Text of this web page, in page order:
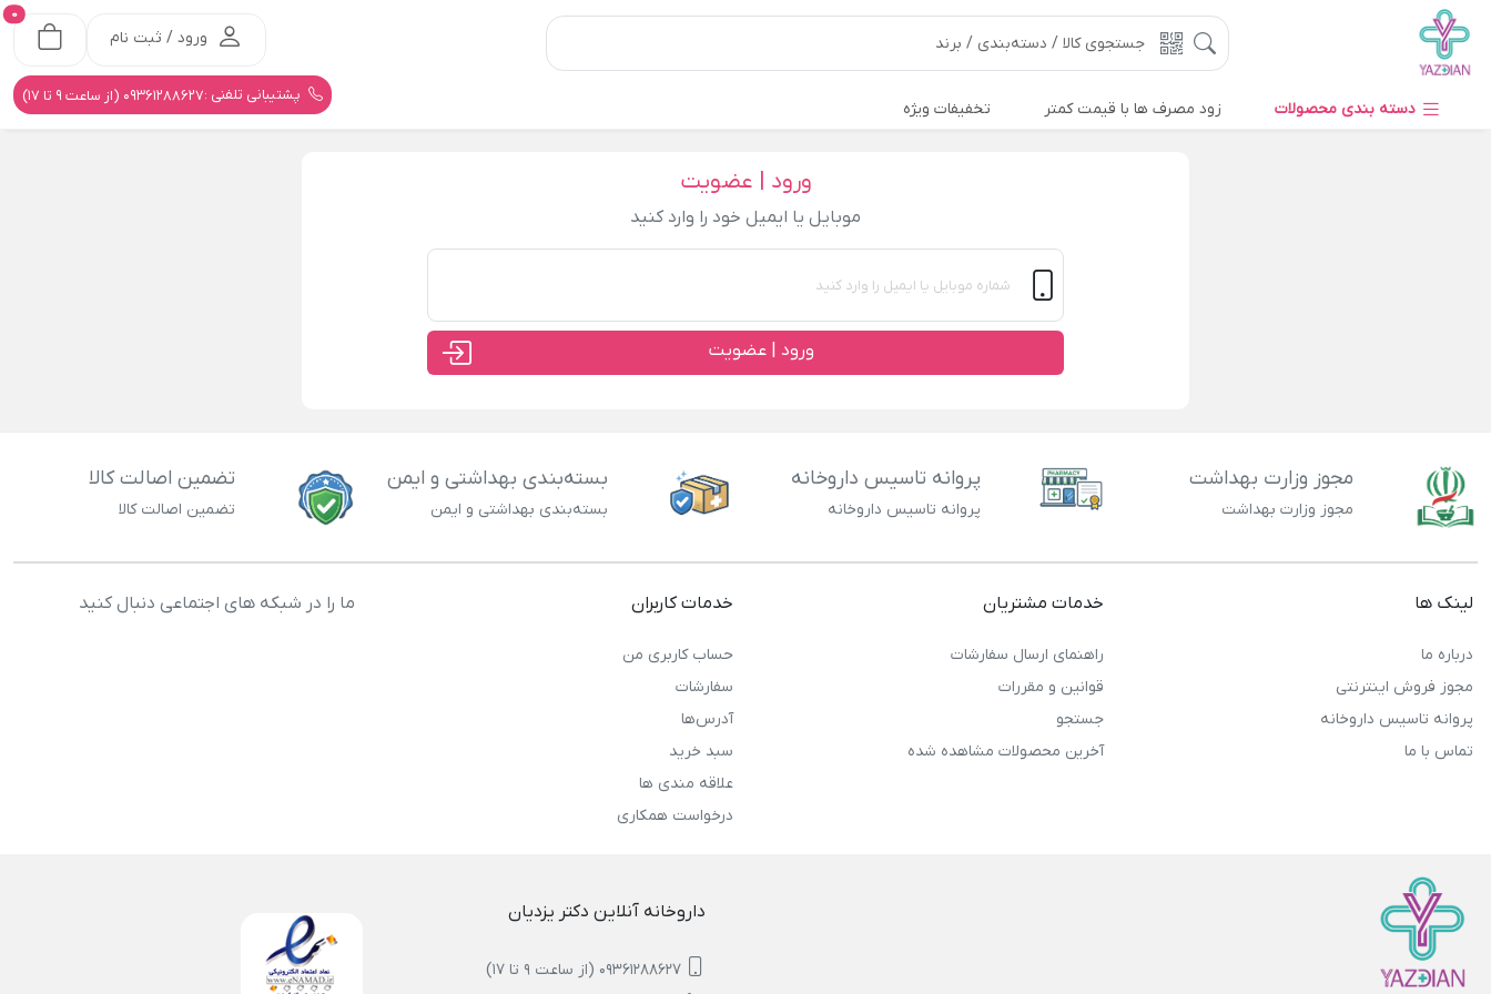
ورود / ثبت نام
0
پشتیبانی تلفنی :09361288627 (از ساعت 9 تا 17)
دسته بندی محصولات زود مصرف ها با قیمت کمتر تخفیفات ویژه
ورود | عضویت
موبایل یا ایمیل خود را وارد کنید
ورود | عضویت
مجوز وزارت بهداشت
مجوز وزارت بهداشت
پروانه تاسیس داروخانه
پروانه تاسیس داروخانه
بسته‌بندی بهداشتی و ایمن
بسته‌بندی بهداشتی و ایمن
تضمین اصالت کالا
تضمین اصالت کالا
لینک ها
درباره ما
مجوز فروش اینترنتی
پروانه تاسیس داروخانه
تماس با ما
خدمات مشتریان
راهنمای ارسال سفارشات
قوانین و مقررات
جستجو
آخرین محصولات مشاهده شده
خدمات کاربران
حساب کاربری من
سفارشات
آدرس‌ها
سبد خرید
علاقه مندی ها
درخواست همکاری
ما را در شبکه های اجتماعی دنبال کنید
داروخانه آنلاین دکتر یزدیان
09361288627 (از ساعت 9 تا 17)